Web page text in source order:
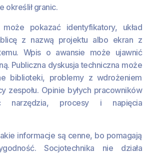
określił granic.
pokazać identyfikatory, układ
z nazwą projektu albo ekran z
Wpis o awansie może ujawnić
Publiczna dyskusja techniczna może
biblioteki, problemy z wdrożeniem
zespołu. Opinie byłych pracowników
narzędzia, procesy i napięcia
informacje są cenne, bo pomagają
Socjotechnika nie działa